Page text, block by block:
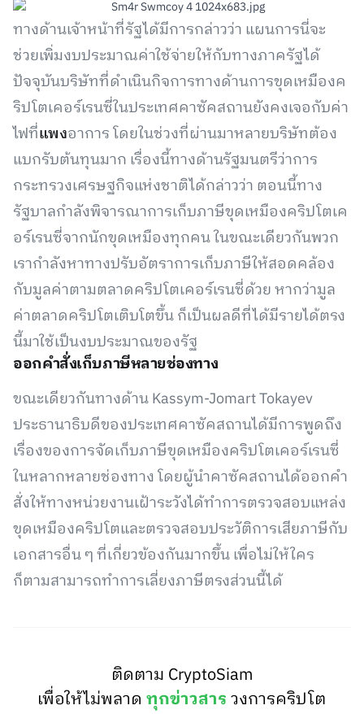
ทางด้านเจ้าหน้าที่รัฐได้มีการกล่าวว่า แผนการนี่จะ
ช่วยเพิ่มงบประมาณค่าใช้จ่ายให้กับทางภาครัฐได้
ปัจจุบันบริษัทที่ดำเนินกิจการทางด้านการขุดเหมืองค
ริปโตเคอร์เรนซี่ในประเทศคาซัคสถานยังคงเจอกับค่า
ไฟที่แพงอาการ โดยในช่วงที่ผ่านมาหลายบริษัทต้อง
แบกรับต้นทุนมาก เรื่องนี้ทางด้านรัฐมนตรีว่าการ
กระทรวงเศรษฐกิจแห่งชาติได้กล่าวว่า ตอนนี้ทาง
รัฐบาลกำลังพิจารณาการเก็บภาษีขุดเหมืองคริปโตเค
อร์เรนซี่จากนักขุดเหมืองทุกคน ในขณะเดียวกันพวก
เรากำลังหาทางปรับอัตราการเก็บภาษีให้สอดคล้อง
กับมูลค่าตามตลาดคริปโตเคอร์เรนซี่ด้วย หากว่ามูล
ค่าตลาดคริปโตเติบโตขึ้น ก็เป็นผลดีที่ได้มีรายได้ตรง
นี้มาใช้เป็นงบประมาณของรัฐ
ออกคำสั่งเก็บภาษีหลายช่องทาง
ขณะเดียวกันทางด้าน Kassym-Jomart Tokayev
ประธานาธิบดีของประเทศคาซัคสถานได้มีการพูดถึง
เรื่องของการจัดเก็บภาษีขุดเหมืองคริปโตเคอร์เรนซี่
ในหลากหลายช่องทาง โดยผู้นำคาซัคสถานได้ออกคำ
สั่งให้ทางหน่วยงานเฝ้าระวังได้ทำการตรวจสอบแหล่ง
ขุดเหมืองคริปโตและตรวจสอบประวัติการเสียภาษีกับ
เอกสารอื่น ๆ ที่เกี่ยวข้องกันมากขึ้น เพื่อไม่ให้ใคร
ก็ตามสามารถทำการเลี่ยงภาษีตรงส่วนนี้ได้
ติดตาม CryptoSiam
เพื่อให้ไม่พลาดทุกข่าวสารวงการคริปโต